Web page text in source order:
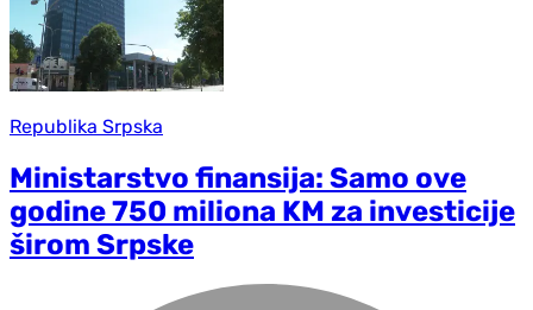
Republika Srpska
Ministarstvo finansija: Samo ove
godine 750 miliona KM za investicije
širom Srpske